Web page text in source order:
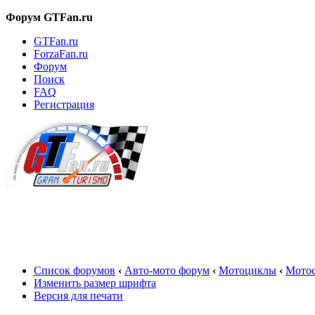
Форум GTFan.ru
GTFan.ru
ForzaFan.ru
Форум
Поиск
FAQ
Регистрация
Список форумов ‹ Авто-мото форум ‹ Мотоциклы ‹
Изменить размер шрифта
Версия для печати